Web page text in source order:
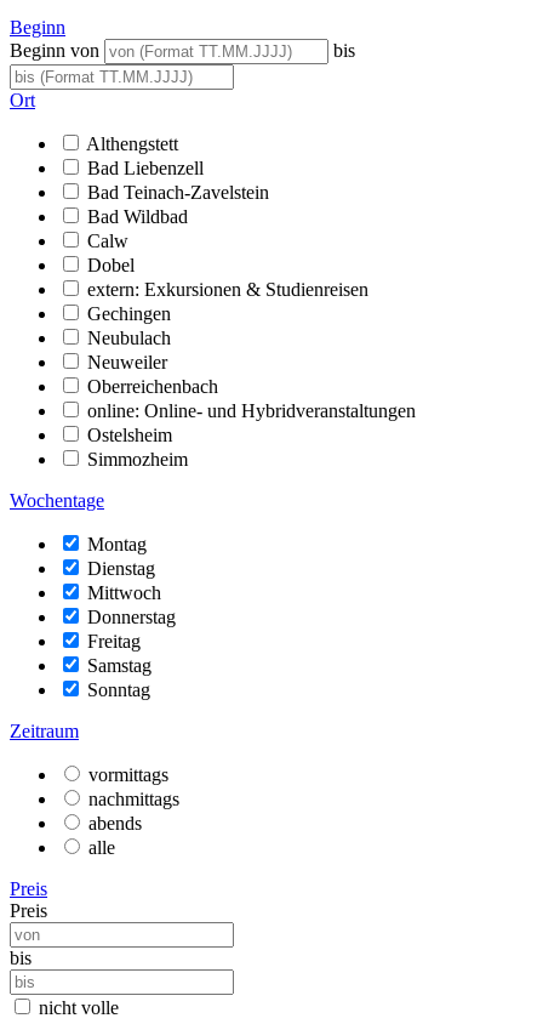
Beginn
Beginn von
bis
Ort
Althengstett
Bad Liebenzell
Bad Teinach-Zavelstein
Bad Wildbad
Calw
Dobel
extern: Exkursionen & Studienreisen
Gechingen
Neubulach
Neuweiler
Oberreichenbach
online: Online- und Hybridveranstaltungen
Ostelsheim
Simmozheim
Wochentage
Montag
Dienstag
Mittwoch
Donnerstag
Freitag
Samstag
Sonntag
Zeitraum
vormittags
nachmittags
abends
alle
Preis
Preis
bis
nicht volle